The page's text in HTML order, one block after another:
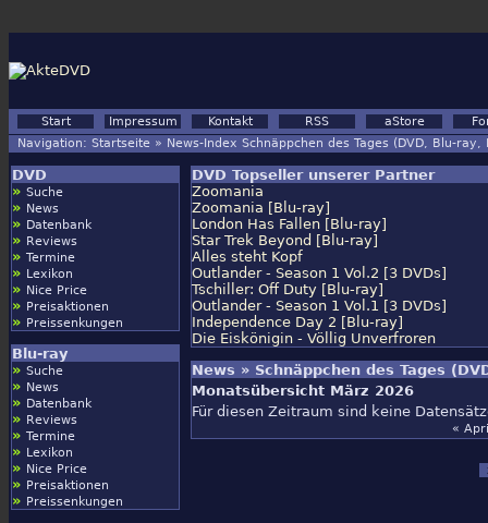
Start Impressum Kontakt RSS aStore
Navigation: Startseite » News-Index Schnäppchen des Tages (DVD, Blu-ray,
DVD
» Suche
» News
» Datenbank
» Reviews
» Termine
» Lexikon
» Nice Price
» Preisaktionen
» Preissenkungen
Blu-ray
» Suche
» News
» Datenbank
» Reviews
» Termine
» Lexikon
» Nice Price
» Preisaktionen
» Preissenkungen
DVD Topseller unserer Partner
Zoomania
Zoomania [Blu-ray]
London Has Fallen [Blu-ray]
Star Trek Beyond [Blu-ray]
Alles steht Kopf
Outlander - Season 1 Vol.2 [3 DVDs]
Tschiller: Off Duty [Blu-ray]
Outlander - Season 1 Vol.1 [3 DVDs]
Independence Day 2 [Blu-ray]
Die Eiskönigin - Völlig Unverfroren
News » Schnäppchen des Tages
Monatsübersicht März 2026
Für diesen Zeitraum sind keine
«